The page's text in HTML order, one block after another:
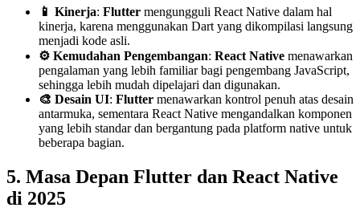
📱 Kinerja: Flutter mengungguli React Native dalam hal
kinerja, karena menggunakan Dart yang dikompilasi langsung
menjadi kode asli.
⚙️ Kemudahan Pengembangan: React Native menawarkan
pengalaman yang lebih familiar bagi pengembang JavaScript,
sehingga lebih mudah dipelajari dan digunakan.
🎨 Desain UI: Flutter menawarkan kontrol penuh atas desain
antarmuka, sementara React Native mengandalkan komponen
yang lebih standar dan bergantung pada platform native untuk
beberapa bagian.
5. Masa Depan Flutter dan React Native
di 2025